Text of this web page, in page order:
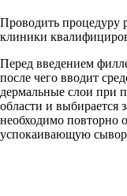
Проводить процедуру
клиники
Перед введением
после чего вводит
дермальные слои при
области и выбирается
необходимо повторно
успокаивающую